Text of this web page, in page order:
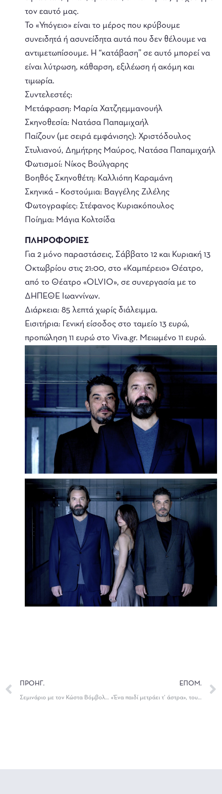
τον εαυτό μας.
Το «Υπόγειο» είναι το μέρος που κρύβουμε
συνειδητά ή ασυνείδητα αυτά που δεν θέλουμε να
αντιμετωπίσουμε. Η “κατάβαση” σε αυτό μπορεί να
είναι λύτρωση, κάθαρση, εξιλέωση ή ακόμη και
τιμωρία.
Συντελεστές:
Μετάφραση: Μαρία Χατζηεμμανουήλ
Σκηνοθεσία: Νατάσα Παπαμιχαήλ
Παίζουν (με σειρά εμφάνισης): Χριστόδουλος
Στυλιανού, Δημήτρης Μαύρος, Νατάσα Παπαμιχαήλ
Φωτισμοί: Νίκος Βούλγαρης
Βοηθός Σκηνοθέτη: Καλλιόπη Καραμάνη
Σκηνικά – Κοστούμια: Βαγγέλης Ζιλέλης
Φωτογραφίες: Στέφανος Κυριακόπουλος
Ποίημα: Μάγια Κολτσίδα
ΠΛΗΡΟΦΟΡΙΕΣ
Για 2 μόνο παραστάσεις, Σάββατο 12 και Κυριακή 13
Οκτωβρίου στις 21:00, στο «Καμπέρειο» Θέατρο,
από το Θέατρο «OLVIO», σε συνεργασία με το
ΔΗΠΕΘΕ Ιωαννίνων.
Διάρκεια: 85 λεπτά χωρίς διάλειμμα.
Εισιτήρια: Γενική είσοδος στο ταμείο 13 ευρώ,
προπώληση 11 ευρώ στο Viva.gr. Μειωμένο 11 ευρώ.
ΠΡΟΗΓ.
Σεμινάριο με τον Κώστα Βόμβολο με θέμα «Μουσική και Λόγος στο Αρχαίο Δράμα»
ΕΠΟΜ.
«Ένα παιδί μετράει τ’ άστρα», του Μενέλαου Λουντέμη, από το ΔΗΠΕΘΕ Ιωαννίνων